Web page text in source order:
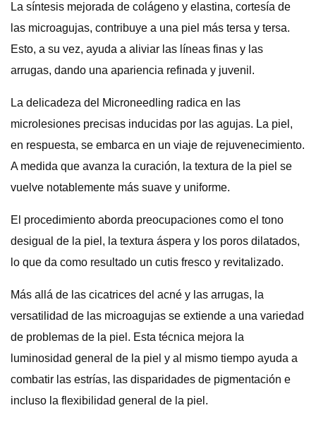
La síntesis mejorada de colágeno y elastina, cortesía de
las microagujas, contribuye a una piel más tersa y tersa.
Esto, a su vez, ayuda a aliviar las líneas finas y las
arrugas, dando una apariencia refinada y juvenil.
La delicadeza del Microneedling radica en las
microlesiones precisas inducidas por las agujas. La piel,
en respuesta, se embarca en un viaje de rejuvenecimiento.
A medida que avanza la curación, la textura de la piel se
vuelve notablemente más suave y uniforme.
El procedimiento aborda preocupaciones como el tono
desigual de la piel, la textura áspera y los poros dilatados,
lo que da como resultado un cutis fresco y revitalizado.
Más allá de las cicatrices del acné y las arrugas, la
versatilidad de las microagujas se extiende a una variedad
de problemas de la piel. Esta técnica mejora la
luminosidad general de la piel y al mismo tiempo ayuda a
combatir las estrías, las disparidades de pigmentación e
incluso la flexibilidad general de la piel.